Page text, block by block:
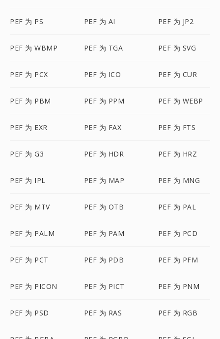
PEF 为 PS PEF 为 AI PEF 为 JP2
PEF 为 WBMP PEF 为 TGA PEF 为 SVG
PEF 为 PCX PEF 为 ICO PEF 为 CUR
PEF 为 PBM PEF 为 PPM PEF 为 WEBP
PEF 为 EXR PEF 为 FAX PEF 为 FTS
PEF 为 G3 PEF 为 HDR PEF 为 HRZ
PEF 为 IPL PEF 为 MAP PEF 为 MNG
PEF 为 MTV PEF 为 OTB PEF 为 PAL
PEF 为 PALM PEF 为 PAM PEF 为 PCD
PEF 为 PCT PEF 为 PDB PEF 为 PFM
PEF 为 PICON PEF 为 PICT PEF 为 PNM
PEF 为 PSD PEF 为 RAS PEF 为 RGB